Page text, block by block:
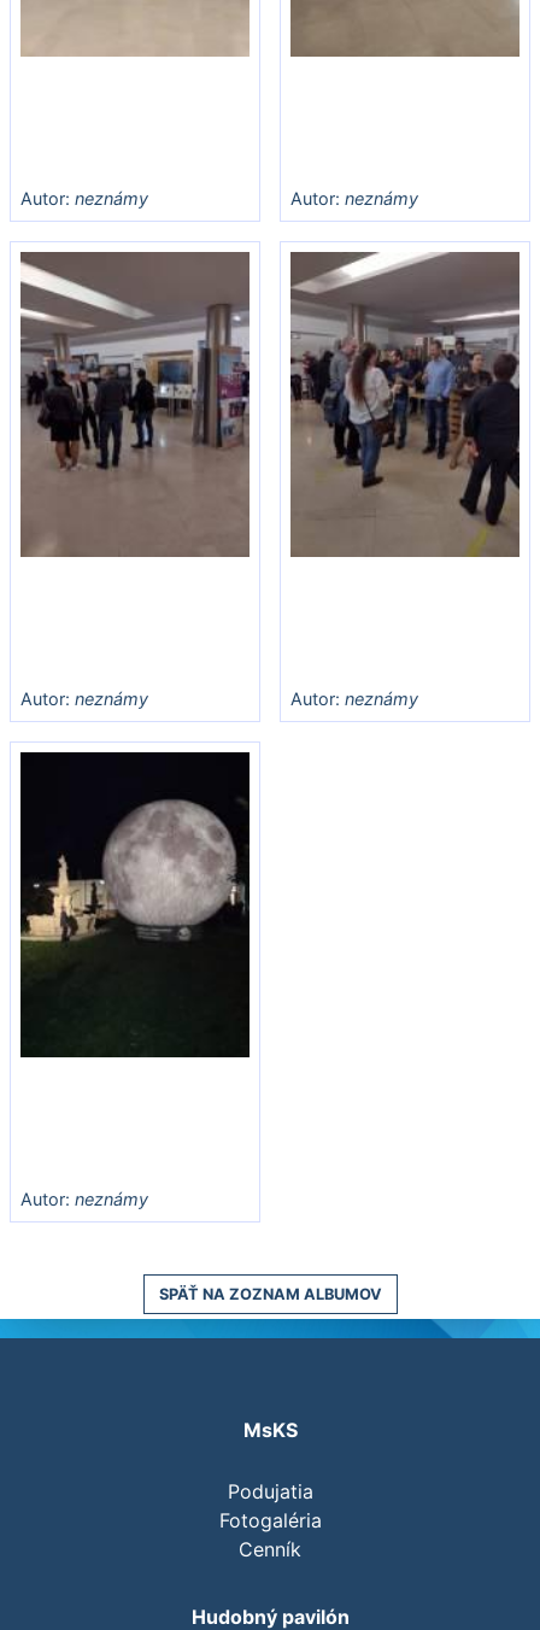
Autor: neznámy Autor: neznámy
Autor: neznámy Autor: neznámy
Autor: neznámy
SPÄŤ NA ZOZNAM ALBUMOV
MsKS
Podujatia
Fotogaléria
Cenník
Hudobný pavilón